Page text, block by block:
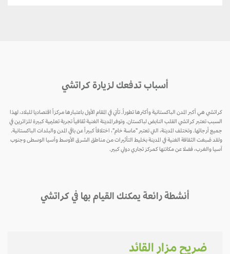
أسباب تدفعك لزيارة كراتشي
كراتشي هي أكبر المدن الباكستانية وأكثرها تطوراً. تأتي في المقام الأول باعتبارها مركزاً اقتصاديا للبلاد، لهذا
السبب تعتبر كراتشي القلب النابض لباكستان. وتوفرالمدينة الغنية ثقافياً تجربة تعليمية كبيرة للزائرين في
جميع أرجائها. وتختلف المدينة، التي تعتبر "ماسة خام"، اختلافاً كبيراً عن باقي المدن والبلدات الباكستانية.
ولقد صُبغت الثقافة الغنية في المدينة بخليط التأثيرات من مناطق الشرق الأوسط وآسيا الوسطى وجنوب
آسيا والغرب، فضلا عن مكانتها كمركز تجاري دولي كبير.
أنشطة رائعة يمكنك القيام بها في كراتشي
ضريح مزار القائد